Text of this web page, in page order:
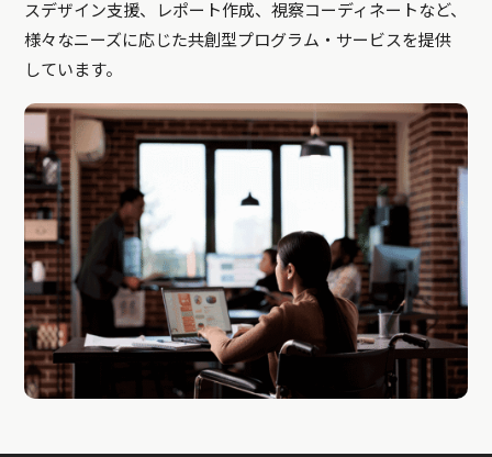
スデザイン支援、レポート作成、視察コーディネートなど、
様々なニーズに応じた共創型プログラム・サービスを提供
しています。